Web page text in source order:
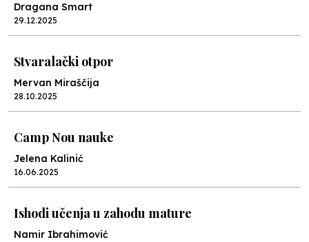
Dragana Smart
29.12.2025
Stvaralački otpor
Mervan Miraščija
28.10.2025
Camp Nou nauke
Jelena Kalinić
16.06.2025
Ishodi učenja u zahodu mature
Namir Ibrahimović